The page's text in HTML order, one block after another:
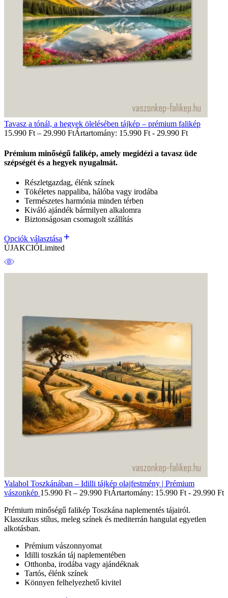
Tavasz a tónál, a hegyek ölelésében tájkép – prémium falikép
15.990 Ft – 29.990 FtÁrtartomány: 15.990 Ft - 29.990 Ft
Prémium minőségű falikép, amely megidézi a tavasz üde
szépségét és a hegyek nyugalmát.
Részletgazdag, élénk színek
Tökéletes nappaliba, hálóba vagy irodába
Természetes harmónia minden térben
Kiváló ajándék bármilyen alkalomra
Biztonságosan csomagolt szállítás
Opciók választása
ÚJAKCIÓLimited
Valahol Toszkánában – Idilli tájkép olajfestmény | Prémium
vászonkép 15.990 Ft – 29.990 FtÁrtartomány: 15.990 Ft - 29.990 Ft
Prémium minőségű falikép Toszkána naplementés tájairól.
Klasszikus stílus, meleg színek és mediterrán hangulat egyetlen
alkotásban.
Prémium vászonnyomat
Idilli toszkán táj naplementében
Otthonba, irodába vagy ajándéknak
Tartós, élénk színek
Könnyen felhelyezhető kivitel